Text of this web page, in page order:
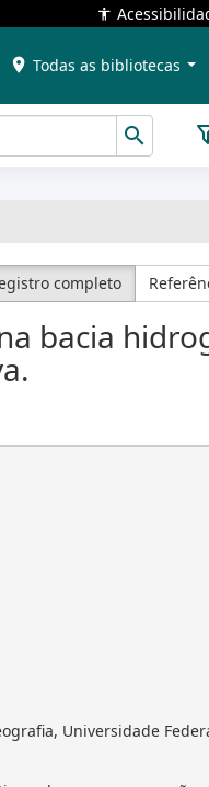
Todas as bibliotecas
completo
bacia
Universidade